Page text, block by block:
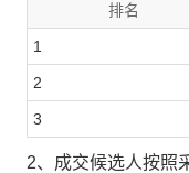
排名
1
2
3
2、成交候选人按照